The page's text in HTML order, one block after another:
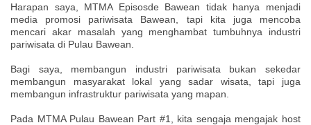
Harapan saya, MTMA Episosde Bawean tidak hanya menjadi
media promosi pariwisata Bawean, tapi kita juga mencoba
mencari akar masalah yang menghambat tumbuhnya industri
pariwisata di Pulau Bawean.
Bagi saya, membangun industri pariwisata bukan sekedar
membangun masyarakat lokal yang sadar wisata, tapi juga
membangun infrastruktur pariwisata yang mapan.
Pada MTMA Pulau Bawean Part #1, kita sengaja mengajak host